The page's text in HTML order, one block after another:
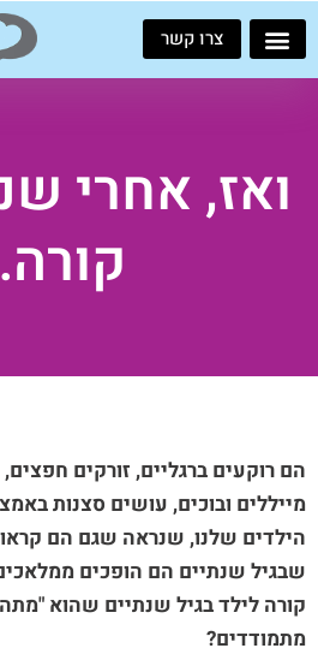
דילוג
לתוכן
צרו קשר
ואז, אחרי
הם רוקעים ברגליים, זורקים
מייללים ובוכים, עושים סצנות
הילדים שלנו, שנראה שגם הם
שבגיל שנתיים הם הופכים
קורה לילד בגיל שנתיים שהוא
מתמודדים?